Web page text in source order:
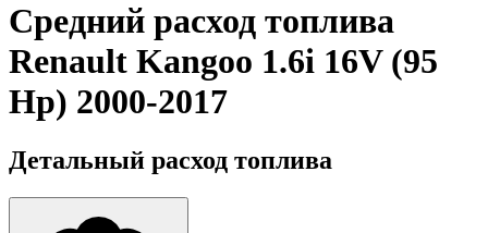
Средний расход топлива
Renault Kangoo 1.6i 16V (95
Hp) 2000-2017
Детальный расход топлива